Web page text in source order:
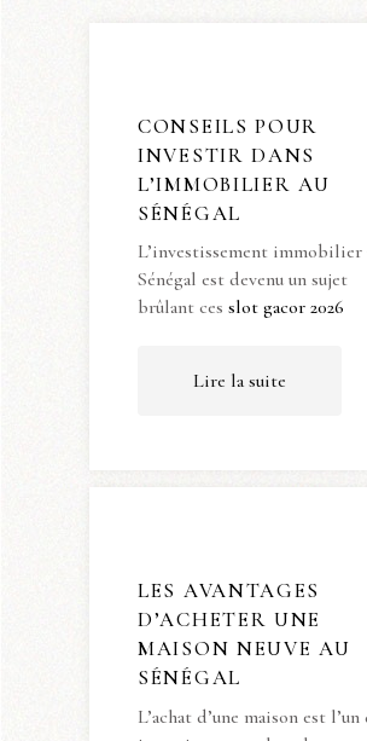
CONSEILS POUR
INVESTIR DANS
L’IMMOBILIER AU
SÉNÉGAL
L’investissement immobilier
Sénégal est devenu un sujet
brûlant ces slot gacor 2026
Lire la suite
LES AVANTAGES
D’ACHETER UNE
MAISON NEUVE AU
SÉNÉGAL
L’achat d’une maison est l’un